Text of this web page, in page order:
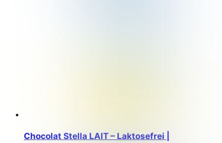
Chocolat Stella LAIT – Laktosefrei |